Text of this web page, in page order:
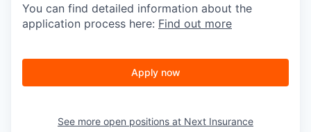
You can find detailed information about the
application process here: Find out more
Apply now
See more open positions at Next Insurance